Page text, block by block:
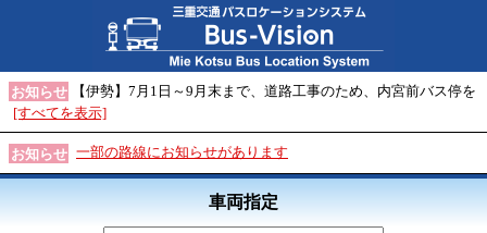
お知らせ
【伊勢】7月1日～9月末まで、道路工事のため、内宮前バス停を
[すべてを表示]
お知らせ 一部の路線にお知らせがあります
車両指定